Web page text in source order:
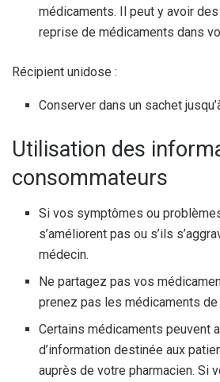
médicaments. Il peut y avoir
reprise de médicaments dans
Récipient unidose :
Conserver dans un sachet
Utilisation des
consommateurs
Si vos symptômes ou
s’améliorent pas ou s’ils
médecin.
Ne partagez pas vos
prenez pas les médicaments de
Certains médicaments peuvent
d’information destinée aux
auprès de votre pharmacien. Si